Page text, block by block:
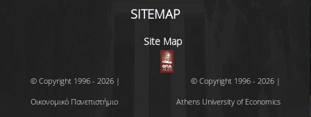
DEPARTMENT'S STRATEGY
MAXIMUM DURATION OF STUDIES
INFORMATION ABOUT THE MSC IN
STATISTICS
SITEMAP
Site Map
© Copyright 1996 - 2026 |
Οικονομικό Πανεπιστήμιο
© Copyright 1996 - 2026 |
Athens University of Economics